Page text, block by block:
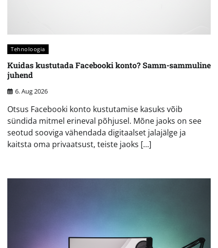
Tehnoloogia
Kuidas kustutada Facebooki konto? Samm-sammuline
juhend
6. Aug 2026
Otsus Facebooki konto kustutamise kasuks võib
sündida mitmel erineval põhjusel. Mõne jaoks on see
seotud sooviga vähendada digitaalset jalajälge ja
kaitsta oma privaatsust, teiste jaoks […]